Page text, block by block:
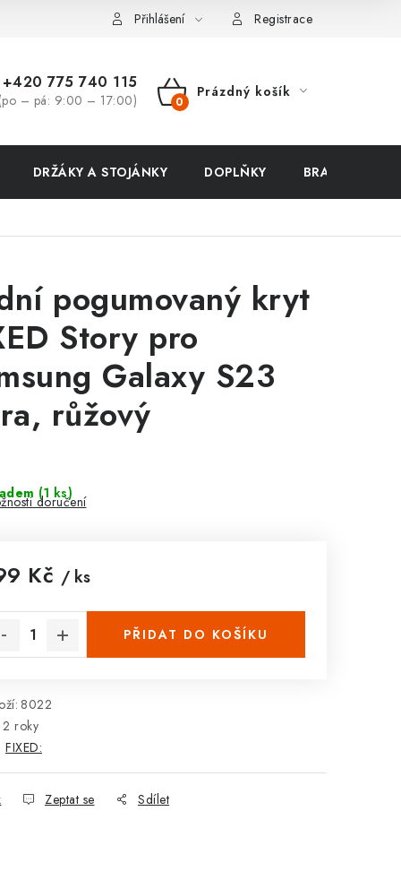
zboží a reklamace Přihlášení Registrace
+420 775 740 115
(po – pá: 9:00 – 17:00)
NÁKUPNÍ
Prázdný košík
DRŽÁKY A STOJÁNKY DOPLŇKY BRAŠNY NA
pogumovaný kryt
Story pro
Galaxy S23
růžový
(1 ks)
doručení
Kč / ks
PŘIDAT DO KOŠÍKU
8022
2 roky
FIXED:
Zeptat se Sdílet